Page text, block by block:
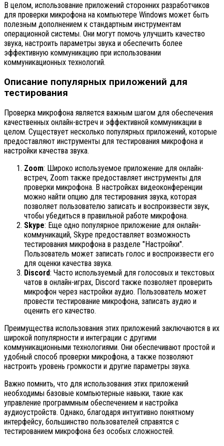
В целом, использование приложений сторонних разработчиков
для проверки микрофона на компьютере Windows может быть
полезным дополнением к стандартным инструментам
операционной системы. Они могут помочь улучшить качество
звука, настроить параметры звука и обеспечить более
эффективную коммуникацию при использовании
коммуникационных технологий.
Описание популярных приложений для
тестирования
Проверка микрофона является важным шагом для обеспечения
качественных онлайн-встреч и эффективной коммуникации в
целом. Существует несколько популярных приложений, которые
предоставляют инструменты для тестирования микрофона и
настройки качества звука.
Zoom: Широко используемое приложение для онлайн-
встреч, Zoom также предоставляет инструменты для
проверки микрофона. В настройках видеоконференции
можно найти опцию для тестирования звука, которая
позволяет пользователю записать и воспроизвести звук,
чтобы убедиться в правильной работе микрофона.
Skype: Еще одно популярное приложение для онлайн-
коммуникаций, Skype предоставляет возможность
тестирования микрофона в разделе "Настройки".
Пользователь может записать голос и воспроизвести его
для оценки качества звука.
Discord: Часто используемый для голосовых и текстовых
чатов в онлайн-играх, Discord также позволяет проверить
микрофон через настройки аудио. Пользователь может
провести тестирование микрофона, записать аудио и
оценить его качество.
Преимущества использования этих приложений заключаются в их
широкой популярности и интеграции с другими
коммуникационными технологиями. Они обеспечивают простой и
удобный способ проверки микрофона, а также позволяют
настроить уровень громкости и другие параметры звука.
Важно помнить, что для использования этих приложений
необходимы базовые компьютерные навыки, такие как
управление программным обеспечением и настройка
аудиоустройств. Однако, благодаря интуитивно понятному
интерфейсу, большинство пользователей справятся с
тестированием микрофона без особых сложностей.